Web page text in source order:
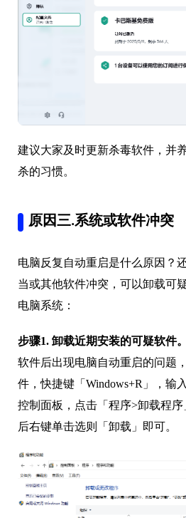
建议大家及时更新杀毒软件，并
杀的习惯。
原因三.系统或软件冲突
电脑反复自动重启是什么原因？
当或其他软件冲突，可以卸载可
电脑系统：
步骤1. 卸载近期安装的可疑软件。
软件后出现电脑自动重启的问题
件，快捷键「Windows+R」，输
控制面板，点击「程序>卸载程
后右键单击选则「卸载」即可。